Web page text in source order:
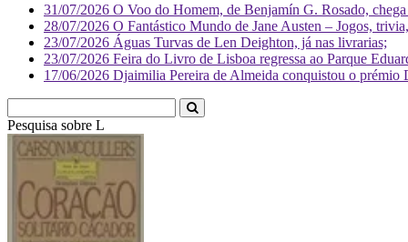
31/07/2026 O Voo do Homem, de Benjamín G. Rosado,
28/07/2026 O Fantástico Mundo de Jane Austen – Jogos,
23/07/2026 Águas Turvas de Len Deighton, já nas livrarias;
23/07/2026 Feira do Livro de Lisboa regressa ao Parque
17/06/2026 Djaimilia Pereira de Almeida conquistou o
Pesquisa sobre Literatura